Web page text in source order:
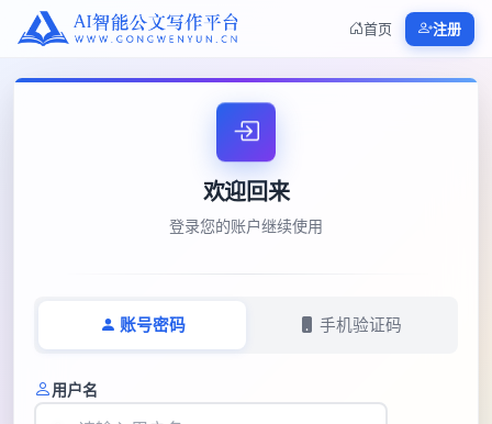
首页 注册
欢迎回来
登录您的账户继续使用
账号密码 手机验证码
用户名